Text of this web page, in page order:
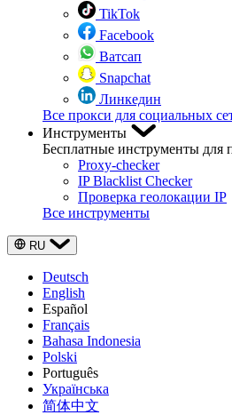
TikTok
Facebook
Ватсап
Snapchat
Линкедин
Все прокси для социальных
Инструменты
Бесплатные инструменты для
Proxy-checker
IP Blacklist Checker
Проверка геолокации IP
Все инструменты
RU
Deutsch
English
Español
Français
Bahasa Indonesia
Polski
Português
Українська
简体中文